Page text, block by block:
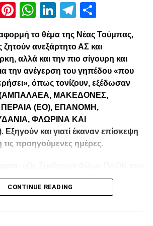
λίστα
Pinterest
WhatsApp
LinkedIn
Telegram
το θέμα της Νέας Τούμπας,
ανεξάρτητο ΑΣ και
αλλά και την πιο σίγουρη και
την ανέγερση του γηπέδου «που
όπως τονίζουν, εξέδωσαν
(ΑΜΠΑΛΑΕΑ, ΜΑΚΕΔΟΝΕΣ,
(ΕΟ), ΕΠΑΝΟΜΗ,
ΦΛΩΡΙΝΑ ΚΑΙ
και γιατί έκαναν επίσκεψη
τις προηγούμενες ημέρες.
με γνώμωνα το καλό του
αισθανόμαστε την ανάγκη να
διοικητικά εσωπροβλήματα του
CONTINUE READING